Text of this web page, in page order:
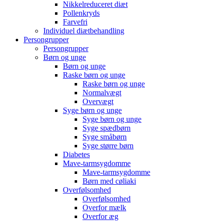
Nikkelreduceret diæt
Pollenkryds
Farvefri
Individuel diætbehandling
Persongrupper
Persongrupper
Børn og unge
Børn og unge
Raske børn og unge
Raske børn og unge
Normalvægt
Overvægt
Syge børn og unge
Syge børn og unge
Syge spædbørn
Syge småbørn
Syge større børn
Diabetes
Mave-tarmsygdomme
Mave-tarmsygdomme
Børn med cøliaki
Overfølsomhed
Overfølsomhed
Overfor mælk
Overfor æg